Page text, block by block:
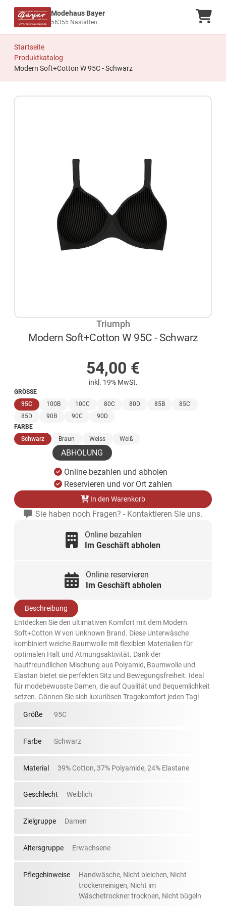
Modehaus Bayer
56355 Nastätten
Startseite
Produktkatalog
Modern Soft+Cotton W 95C - Schwarz
Triumph
Modern Soft+Cotton W 95C - Schwarz
54,00 €
inkl. 19% MwSt.
GRÖSSE
95C(ausgewählt)
100B 100C 80C 80D 85B
85C
85D
90B 90C
90D
FARBE
Schwarz(ausgewählt)
Braun Weiss Weiß
ABHOLUNG
Online bezahlen und abholen
Reservieren und vor Ort zahlen
In den Warenkorb
Sie haben noch Fragen? - Kontaktieren Sie uns.
Online bezahlen
Im Geschäft abholen
Online reservieren
Im Geschäft abholen
Beschreibung
Entdecken Sie den ultimativen Komfort mit dem Modern
Soft+Cotton W von Unknown Brand. Diese Unterwäsche
kombiniert weiche Baumwolle mit flexiblen Materialien für
optimalen Halt und Atmungsaktivität. Dank der
hautfreundlichen Mischung aus Polyamid, Baumwolle und
Elastan bietet sie perfekten Sitz und Bewegungsfreiheit. Ideal
für modebewusste Damen, die auf Qualität und Bequemlichkeit
setzen. Gönnen Sie sich luxuriösen Tragekomfort jeden Tag!
Größe 95C
Farbe Schwarz
Material 39% Cotton, 37% Polyamide, 24% Elastane
Geschlecht Weiblich
Zielgruppe Damen
Altersgruppe Erwachsene
Pflegehinweise
Handwäsche, Nicht bleichen, Nicht
trockenreinigen, Nicht im
Wäschetrockner trocknen, Nicht bügeln